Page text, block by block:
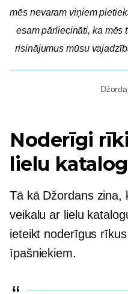
mēs nevaram viņiem
esam pārliecināti, ka mēs
risinājumus mūsu
Noderīgi
lielu
Tā kā Džordans zina,
veikalu ar lielu
ieteikt noderīgus
īpašniekiem.